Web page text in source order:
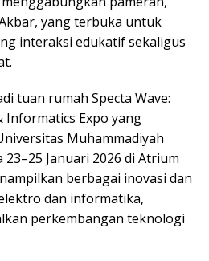
yang terbuka untuk
interaksi edukatif sekaligus
tuan rumah Specta Wave:
Informatics Expo yang
Muhammadiyah
Januari 2026 di Atrium
berbagai inovasi dan
dan informatika,
perkembangan teknologi